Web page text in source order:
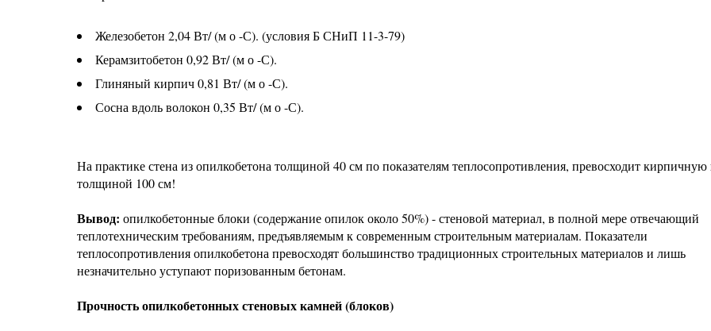
Железобетон 2,04 Вт/ (м о -С). (условия Б СНиП 11-3-79)
Керамзитобетон 0,92 Вт/ (м о -С).
Глиняный кирпич 0,81 Вт/ (м о -С).
Сосна вдоль волокон 0,35 Вт/ (м о -С).
На практике стена из опилкобетона толщиной 40 см по показателям теплосопротивления, превосходит кирпичную
толщиной 100 см!
Вывод: опилкобетонные блоки (содержание опилок около 50%) - стеновой материал, в полной мере отвечающий
теплотехническим требованиям, предъявляемым к современным строительным материалам. Показатели
теплосопротивления опилкобетона превосходят большинство традиционных строительных материалов и лишь
незначительно уступают поризованным бетонам.
Прочность опилкобетонных стеновых камней (блоков)